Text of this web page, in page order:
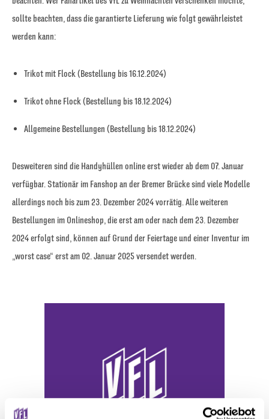
sollte beachten, dass die garantierte Lieferung wie folgt gewährleistet
werden kann:
Trikot mit Flock (Bestellung bis 16.12.2024)
Trikot ohne Flock (Bestellung bis 18.12.2024)
Allgemeine Bestellungen (Bestellung bis 18.12.2024)
Desweiteren sind die Handyhüllen online erst wieder ab dem 07. Januar
verfügbar. Stationär im Fanshop an der Bremer Brücke sind viele Modelle
allerdings noch bis zum 23. Dezember 2024 vorrätig. Alle weiteren
Bestellungen im Onlineshop, die erst am oder nach dem 23. Dezember
2024 erfolgt sind, können auf Grund der Feiertage und einer Inventur im
„worst case“ erst am 02. Januar 2025 versendet werden.